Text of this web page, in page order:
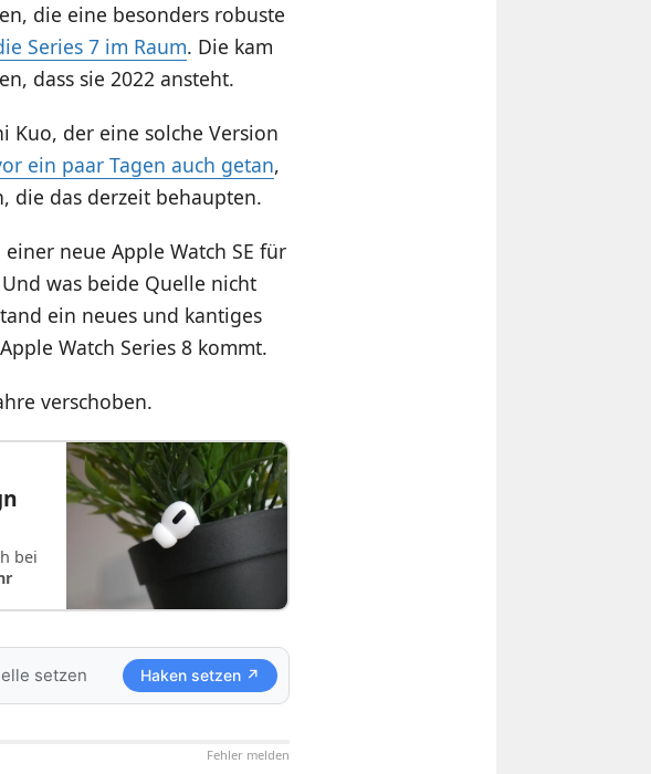
die eine besonders robuste
Series 7 im Raum. Die kam
dass sie 2022 ansteht.
Kuo, der eine solche Version
ein paar Tagen auch getan,
die das derzeit behaupten.
neue Apple Watch SE für
was beide Quelle nicht
ein neues und kantiges
Watch Series 8 kommt.
verschoben.
bei
setzen Haken setzen ↗
Fehler melden